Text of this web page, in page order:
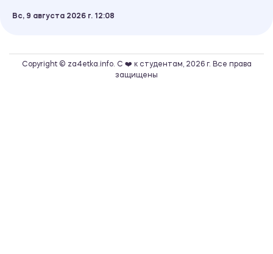
Вс, 9 августа 2026 г. 12 08
Copyright © za4etka.info. С ❤️ к студентам, 2026 г. Все права
защищены